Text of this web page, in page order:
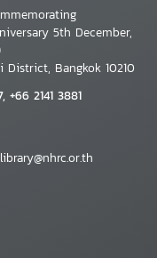
5th December,
District, Bangkok 10210
+66 2141 3881